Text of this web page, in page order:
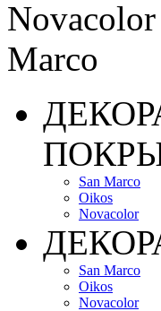
San Marco
Oikos
Novacolor
San Marco
Oikos
Novacolor